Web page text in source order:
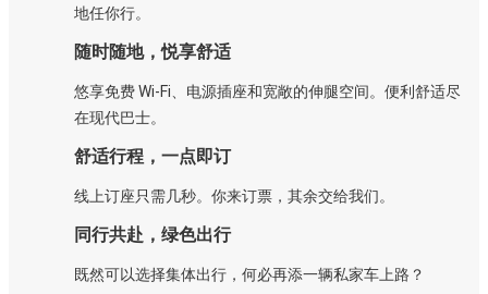
地任你行。
随时随地，悦享舒适
悠享免费 Wi-Fi、电源插座和宽敞的伸腿空间。便利舒适尽
在现代巴士。
舒适行程，一点即订
线上订座只需几秒。你来订票，其余交给我们。
同行共赴，绿色出行
既然可以选择集体出行，何必再添一辆私家车上路？